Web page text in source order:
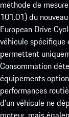
méthode de
101.01) du
European Drive
véhicule spécifique
permettent
Consommation
équipements
performances
d’un véhicule ne